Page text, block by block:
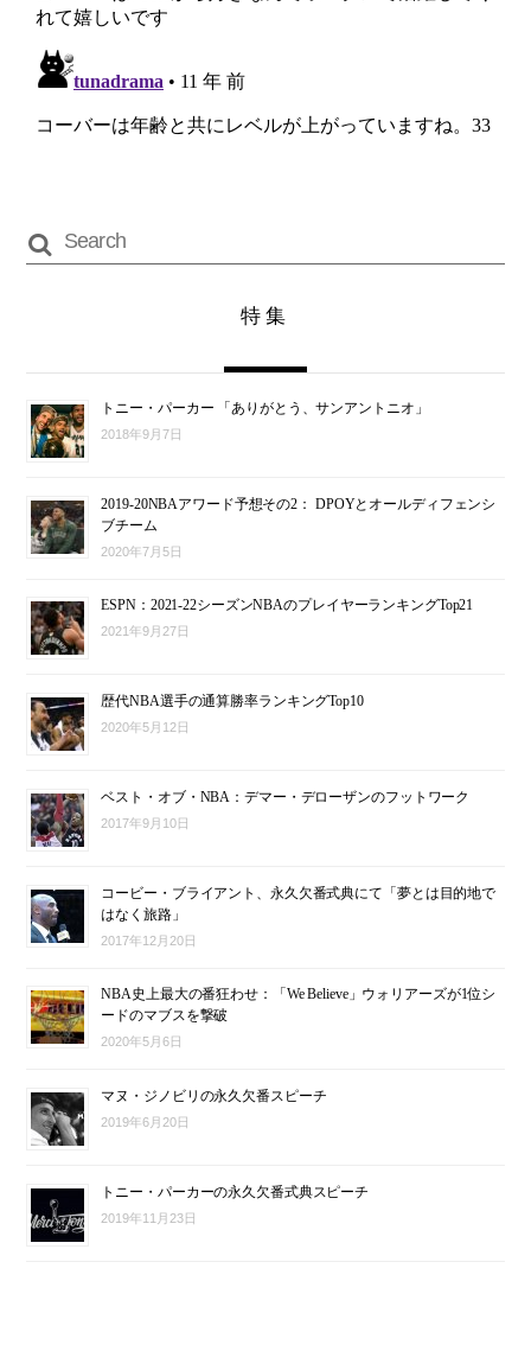
特集
トニー・パーカー 「ありがとう、サンアントニオ」
2018年9月7日
2019-20NBAアワード予想その2： DPOYとオールディフェンシ
ブチーム
2020年7月5日
ESPN：2021-22シーズンNBAのプレイヤーランキングTop21
2021年9月27日
歴代NBA選手の通算勝率ランキングTop10
2020年5月12日
ベスト・オブ・NBA：デマー・デローザンのフットワーク
2017年9月10日
コービー・ブライアント、永久欠番式典にて「夢とは目的地で
はなく旅路」
2017年12月20日
NBA史上最大の番狂わせ：「We Believe」ウォリアーズが1位シ
ードのマブスを撃破
2020年5月6日
マヌ・ジノビリの永久欠番スピーチ
2019年6月20日
トニー・パーカーの永久欠番式典スピーチ
2019年11月23日